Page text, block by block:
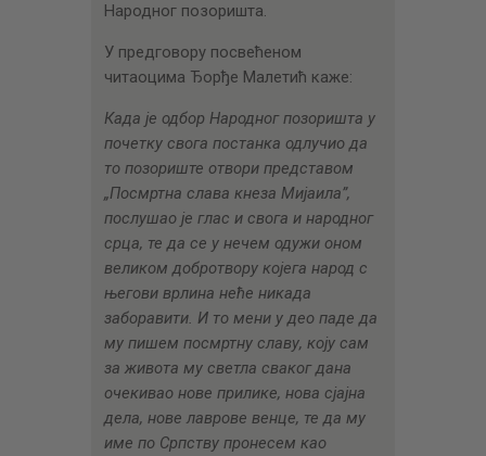
Народног позоришта.
У предговору посвећеном
читаоцима Ђорђе Малетић каже:
Када је одбор Народног позоришта у
почетку свога постанка одлучио да
то позориште отвори представом
„Посмртна слава кнеза Мијаила”,
послушао је глас и свога и народног
срца, те да се у нечем одужи оном
великом добротвору којега народ с
његови врлина неће никада
заборавити. И то мени у део паде да
му пишем посмртну славу, коју сам
за живота му светла сваког дана
очекивао нове прилике, нова сјајна
дела, нове лаврове венце, те да му
име по Српству пронесем као